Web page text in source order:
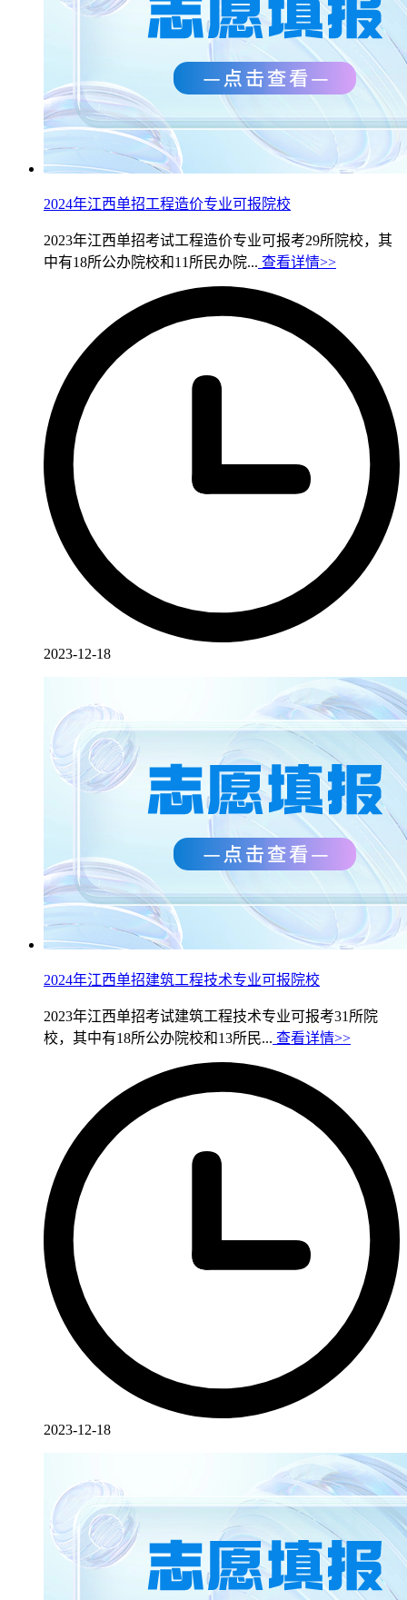
2024年江西单招工程造价专业可报院校
2023年江西单招考试工程造价专业可报考29所院校，其
中有18所公办院校和11所民办院... 查看详情>>
2023-12-18
2024年江西单招建筑工程技术专业可报院校
2023年江西单招考试建筑工程技术专业可报考31所院
校，其中有18所公办院校和13所民... 查看详情>>
2023-12-18